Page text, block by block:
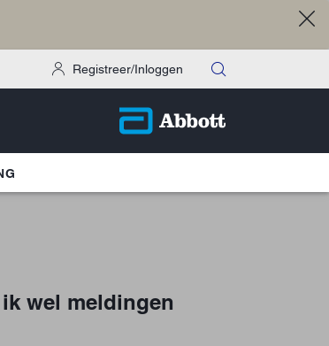
Registreer/Inloggen
wel meldingen